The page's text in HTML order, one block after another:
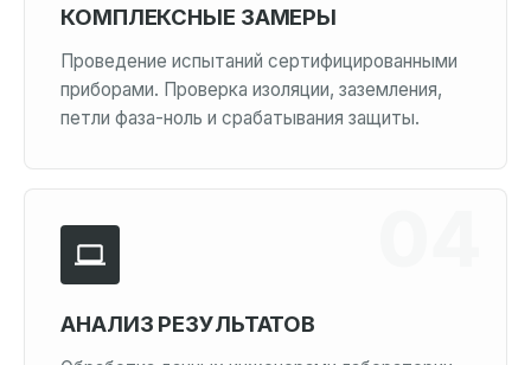
КОМПЛЕКСНЫЕ ЗАМЕРЫ
Проведение испытаний сертифицированными
приборами. Проверка изоляции, заземления,
петли фаза-ноль и срабатывания защиты.
АНАЛИЗ РЕЗУЛЬТАТОВ